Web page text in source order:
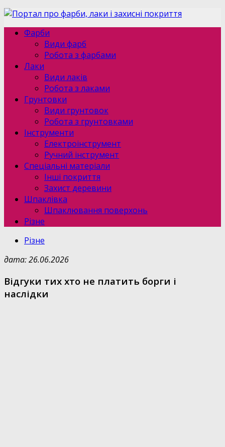
Фарби
Види фарб
Робота з фарбами
Лаки
Види лаків
Робота з лаками
Грунтовки
Види грунтовок
Робота з грунтовками
Інструменти
Електроінструмент
Ручний інструмент
Спеціальні матеріали
Інші покриття
Захист деревини
Шпаклівка
Шпаклювання поверхонь
Різне
Різне
дата: 26.06.2026
Відгуки тих хто не платить борги і
наслідки